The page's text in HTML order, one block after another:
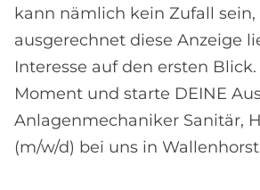
kann nämlich kein Zufall sein,
ausgerechnet diese Anzeige
Interesse auf den ersten
Moment und starte DEINE
Anlagenmechaniker Sanitär,
(m/w/d) bei uns in